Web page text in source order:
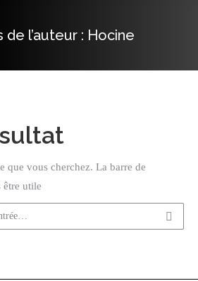
de l’auteur : Hocine
que vous cherchez. La barre de
être utile